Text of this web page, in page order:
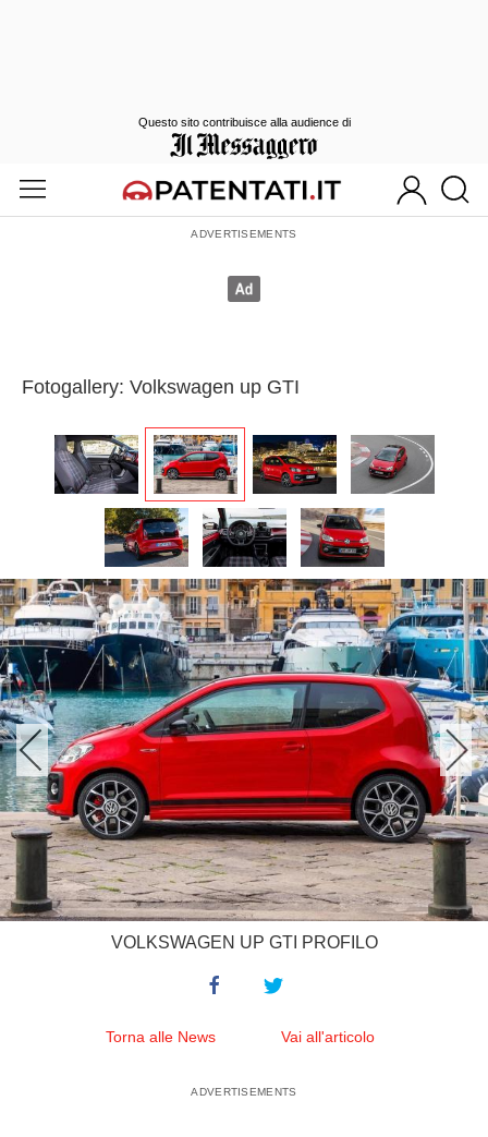
Fotogallery: Volkswagen up GTI
VOLKSWAGEN UP GTI PROFILO
Torna alle News Vai all'articolo
Questo sito contribuisce alla audience di